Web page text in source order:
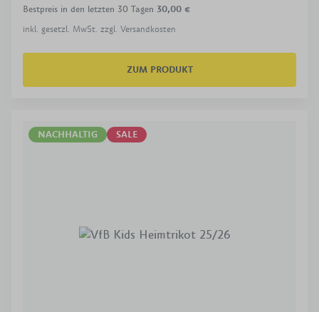
Bestpreis in den letzten 30 Tagen 30,00 €
inkl. gesetzl. MwSt. zzgl. Versandkosten
ZUM PRODUKT
NACHHALTIG SALE